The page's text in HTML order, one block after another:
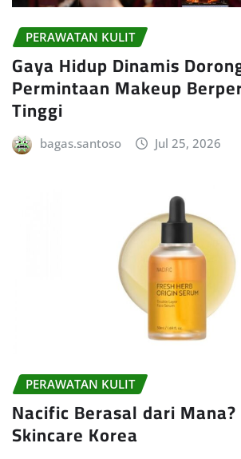
PERAWATAN KULIT
Gaya Hidup Dinamis
Permintaan Makeup
Tinggi
bagas.santoso Jul 25, 2026
PERAWATAN KULIT
Nacific Berasal dari
Skincare Korea